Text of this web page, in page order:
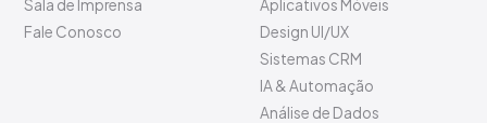
Sala de Imprensa
Fale Conosco
Aplicativos Móveis
Design UI/UX
Sistemas CRM
IA & Automação
Análise de Dados